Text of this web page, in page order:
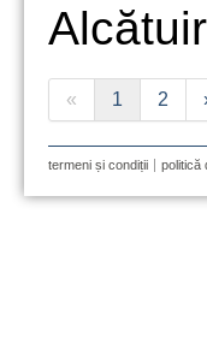
« 1 2
termeni și condiții politică